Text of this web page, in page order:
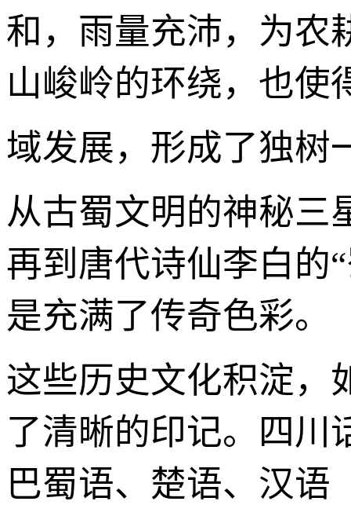
和，雨量充沛，为农
山峻岭的环绕，也使
域发展，形成了独树
从古蜀文明的神秘三
再到唐代诗仙李白的
是充满了传奇色彩。
这些历史文化积淀，
了清晰的印记。四川
巴蜀语、楚语、汉语